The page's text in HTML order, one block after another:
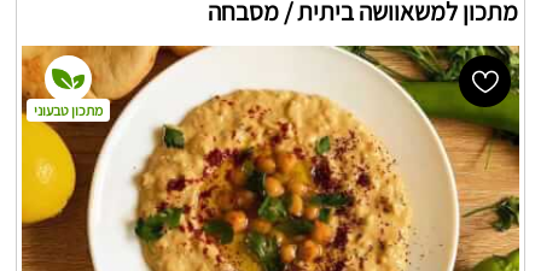
מתכון למשאוושה ביתית / מסבחה
מתכון טבעוני